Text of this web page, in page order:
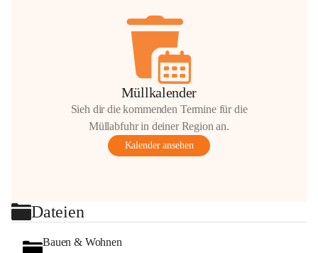
Müllkalender
Sieh dir die kommenden Termine für die
Müllabfuhr in deiner Region an.
Kalender ansehen
Dateien
Bauen & Wohnen